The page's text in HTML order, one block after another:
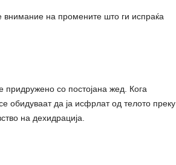
на промените што ги испраќа
придружено со постојана жед. Кога
обидуваат да ја исфрлат од телото преку
на дехидрација.